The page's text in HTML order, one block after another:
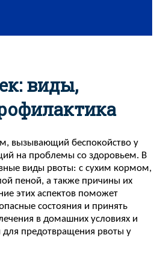
виды,
вызывающий беспокойство у
на проблемы со здоровьем. В
виды рвоты: с сухим кормом,
пеной, а также причины их
этих аспектов поможет
состояния и принять
в домашних условиях и
предотвращения рвоты у